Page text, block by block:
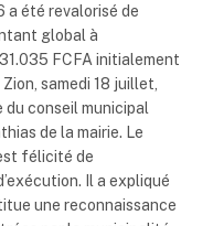
a été revalorisé de
global à
FCFA initialement
samedi 18 juillet,
du conseil municipal
de la mairie. Le
félicité de
Il a expliqué
une reconnaissance